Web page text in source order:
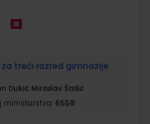
za treći razred gimnazije
Dukić Miroslav Šašić
ministarstva: 6558